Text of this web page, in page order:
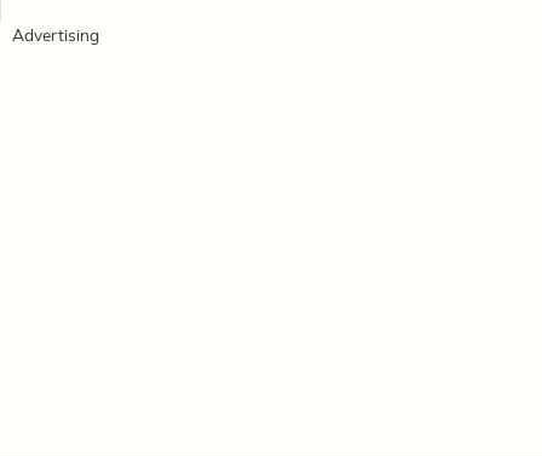
Advertising